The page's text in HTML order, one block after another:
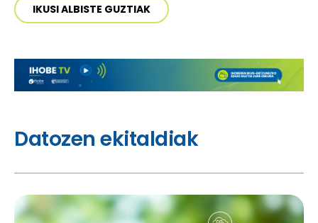
IKUSI ALBISTE GUZTIAK
Datozen ekitaldiak